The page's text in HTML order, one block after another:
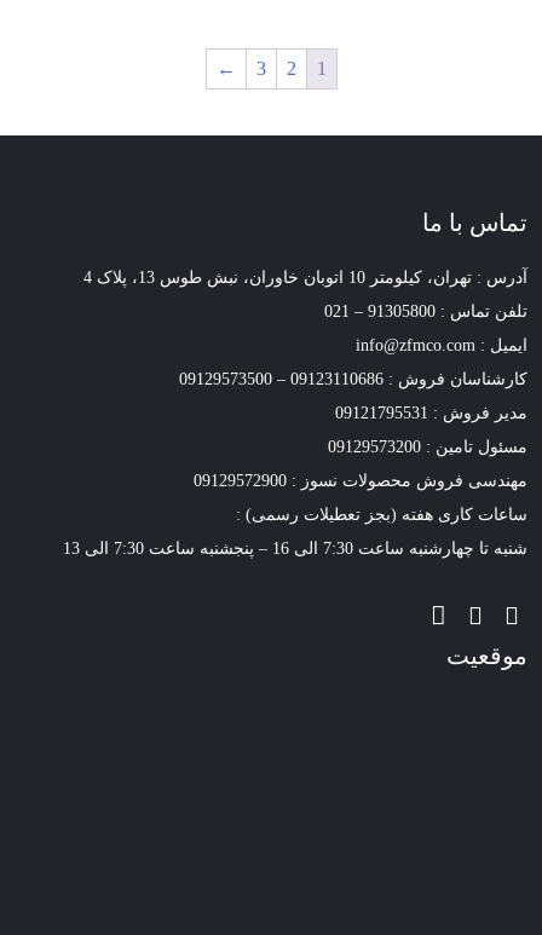
1
2
3
←
تماس با ما
آدرس : تهران، کیلومتر 10 اتوبان خاوران، نبش طوس 13، پلاک 4
تلفن تماس : 91305800 – 021
ایمیل : info@zfmco.com
کارشناسان فروش : 09123110686 – 09129573500
مدیر فروش : 09121795531
مسئول تامین : 09129573200
مهندسی فروش محصولات نسوز : 09129572900
ساعات کاری هفته (بجز تعطیلات رسمی) :
شنبه تا چهارشنبه ساعت 7:30 الی 16 – پنجشنبه ساعت 7:30 الی 13
موقعیت